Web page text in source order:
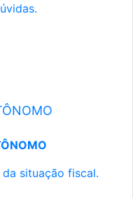
situação fiscal.